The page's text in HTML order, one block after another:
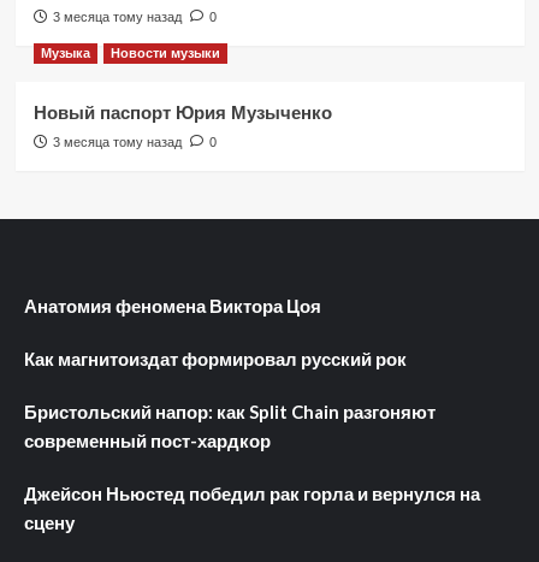
3 месяца тому назад 0
Музыка Новости музыки
Новый паспорт Юрия Музыченко
3 месяца тому назад 0
Анатомия феномена Виктора Цоя
Как магнитоиздат формировал русский рок
Бристольский напор: как Split Chain разгоняют
современный пост-хардкор
Джейсон Ньюстед победил рак горла и вернулся на
сцену